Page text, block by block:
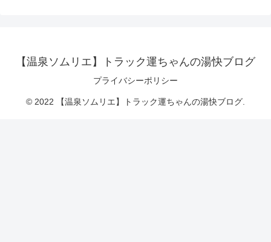
【温泉ソムリエ】トラック運ちゃんの湯快ブログ
プライバシーポリシー
© 2022 【温泉ソムリエ】トラック運ちゃんの湯快ブログ.